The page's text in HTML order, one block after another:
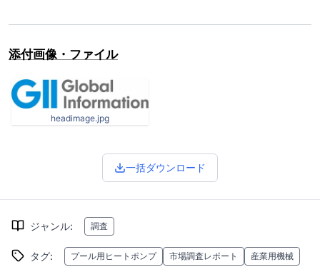
添付画像・ファイル
headimage.jpg
一括ダウンロード
ジャンル: 調査
タグ: プール用ヒートポンプ 市場調査レポート 産業用機械